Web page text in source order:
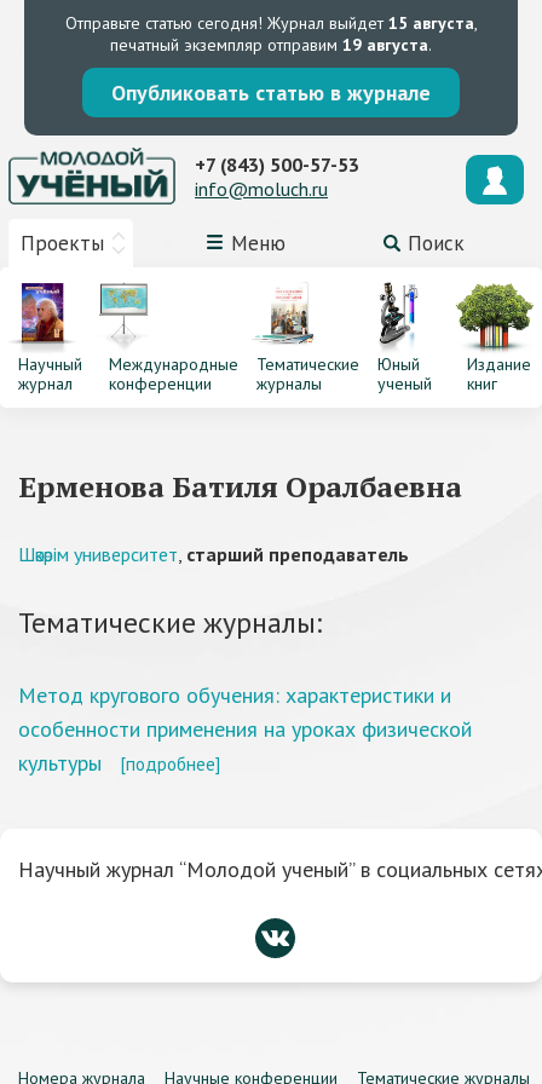
Отправьте статью сегодня! Журнал выйдет15 августа,
печатный экземпляр отправим 19 августа.
Опубликовать статью в журнале
Проекты Меню Поиск
+7 (843) 500-57-53
info@moluch.ru
Научный
журнал
Международные
конференции
Тематические
журналы
Юный
ученый
Издание
книг
Ерменова Батиля Оралбаевна
Шәкәрім университет, старший преподаватель
Тематические журналы:
Метод кругового обучения: характеристики и
особенности применения на уроках физической
культуры
[подробнее]
Научный журнал “Молодой ученый” в социальных
Номера журнала Научные конференции Тематические журналы